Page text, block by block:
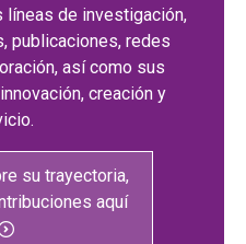
líneas de investigación,
publicaciones, redes
así como sus
creación y
su trayectoria,
aquí